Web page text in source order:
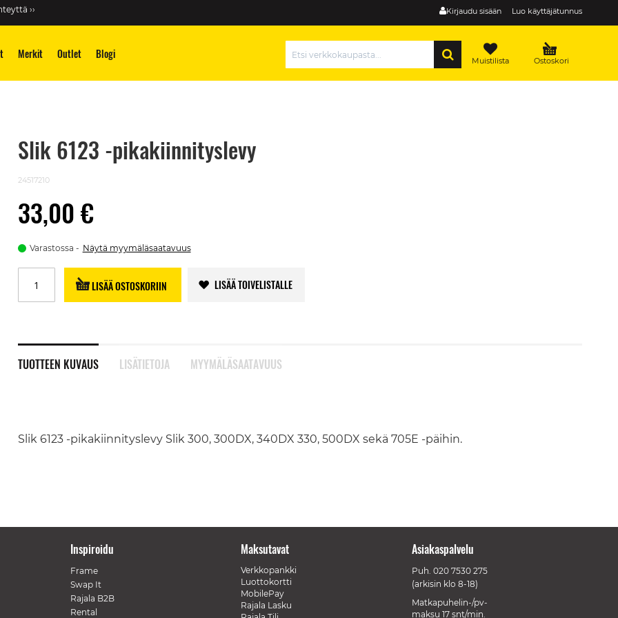
Kirjaudu sisään Luo käyttäjätunnus
››
Merkit Outlet Blogi Ostoskori
Muistilista
Slik 6123 -pikakiinnityslevy
24517210
33,00 €
Varastossa Näytä myymäläsaatavuus
LISÄÄ OSTOSKORIIN LISÄÄ TOIVELISTALLE
TUOTTEEN KUVAUS
Slik 6123 -pikakiinnityslevy Slik 300, 300DX, 340DX 330, 500DX sekä 705E -päihin.
LISÄTIETOJA MYYMÄLÄSAATAVUUS
Inspiroidu
Frame
Swap It
Rajala B2B
Rental
Maksutavat
Verkkopankki
Luottokortti
MobilePay
Rajala Lasku
Asiakaspalvelu
Puh. 020 7530 275
(arkisin klo 8-18)
Matkapuhelin-/pv-
maksu 17 snt/min.